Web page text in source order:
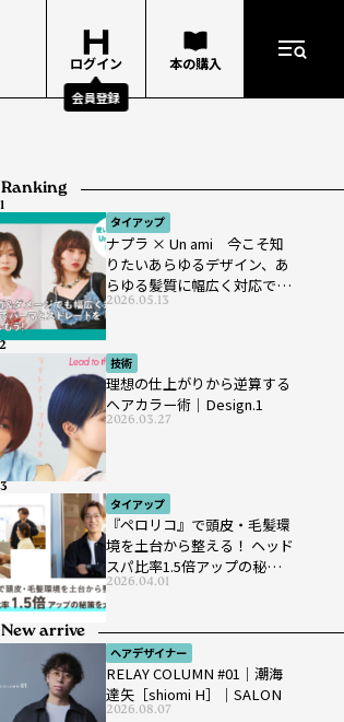
ログイン
会員登録
本の購入
Ranking
タイアップ
ナプラ × Un ami 今こそ知
りたいあらゆるデザイン、あ
らゆる髪質に幅広く対応でき
るパーマ薬剤 ナプラ『ut-
et』
2026.05.13
技術
理想の仕上がりから逆算する
ヘアカラー術｜Design.1
2026.03.27
タイアップ
『ペロリコ』で頭皮・毛髪環
境を土台から整える！ ヘッド
スパ比率1.5倍アップの秘策を
大公開
2026.04.01
New arrive
ヘアデザイナー
RELAY COLUMN #01｜潮海
達矢［shiomi H］｜SALON
2026.08.07